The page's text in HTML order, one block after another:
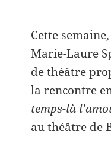
Cette
Marie-Laure
de théâtre
la rencontre
temps-là
authéâtre de